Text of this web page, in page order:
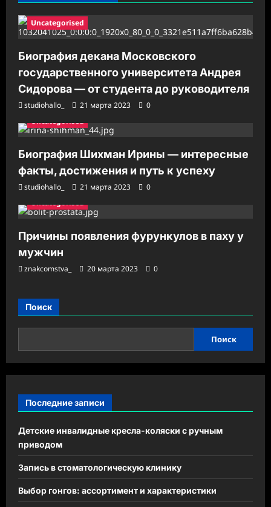
Uncategorised
Биография декана Московского
государственного университета Андрея
Сидорова — от студента до руководителя
studiohallo_ 21 марта 2023
0
Uncategorised
Биография Шихман Ирины — интересные
факты, достижения и путь к успеху
studiohallo_ 21 марта 2023
0
Uncategorised
Причины появления фурункулов в паху у
мужчин
znakcomstva_ 20 марта 2023 0
Поиск
Поиск
Последние записи
Детские инвалидные кресла-коляски с ручным
приводом
Запись в стоматологическую клинику
Выбор гонгов: ассортимент и характеристики